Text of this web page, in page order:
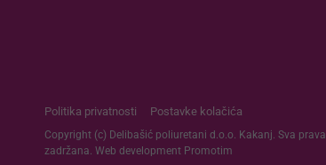
Politika privatnosti Postavke kolačića
Copyright (c) Delibašić poliuretani d.o.o. Kakanj. Sva prava
zadržana. Web development Promotim